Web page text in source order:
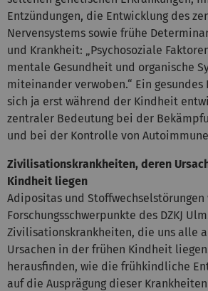
Entzündungen, die Entwicklung des
Nervensystems sowie frühe
und Krankheit: „Psychosoziale
mentale Gesundheit und organische
miteinander verwoben.“ Ein gesundes
sich ja erst während der Kindheit
zentraler Bedeutung bei der
und bei der Kontrolle von
Zivilisationskrankheiten, deren
Kindheit liegen
Adipositas und
Forschungsschwerpunkte des DZKJ
Zivilisationskrankheiten, die uns alle
Ursachen in der frühen Kindheit
herausfinden, wie die frühkindliche
auf die Ausprägung dieser